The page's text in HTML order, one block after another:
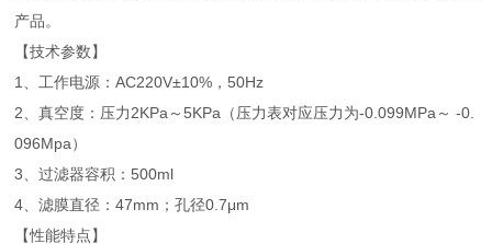
产品。
【技术参数】
1、工作电源：AC220V±10%，50Hz
2、真空度：压力2KPa～5KPa（压力表对应压力为-0.099MPa～ -0.
096Mpa）
3、过滤器容积：500ml
4、滤膜直径：47mm；孔径0.7μm
【性能特点】